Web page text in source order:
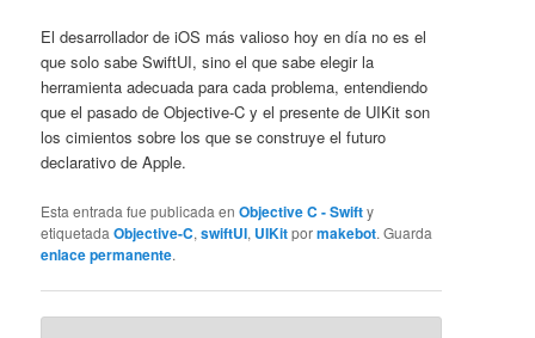
El desarrollador de iOS más valioso hoy en día no es el
que solo sabe SwiftUI, sino el que sabe elegir la
herramienta adecuada para cada problema, entendiendo
que el pasado de Objective-C y el presente de UIKit son
los cimientos sobre los que se construye el futuro
declarativo de Apple.
Esta entrada fue publicada enObjective C - Swifty
etiquetadaObjective-C,swiftUI, UIKitpormakebot. Guarda
enlace permanente.